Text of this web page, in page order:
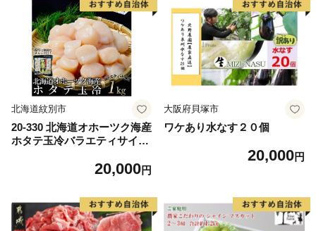
農家直送 期間限定 特産品 サ
イズミックス くらもとファー
ム 愛南町 愛媛県
北海道紋別市
20-330 北海道オホーツク海産
ホタテ玉冷バラエティサイズ
20,000円
大阪府貝塚市
ワケあり水なす２０個
20,000円